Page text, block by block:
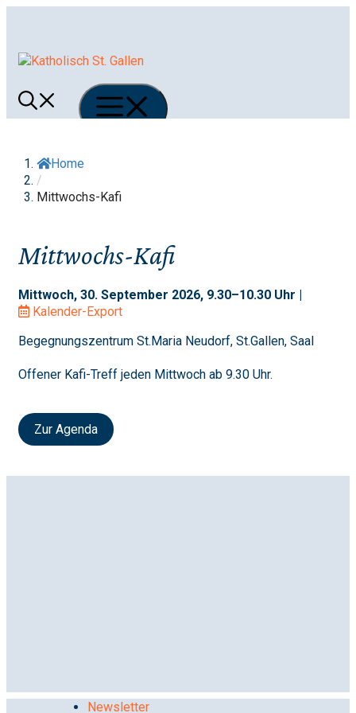
Menü
Home
/
Mittwochs-Kafi
Mittwochs-Kafi
Mittwoch, 30. September 2026, 9.30–10.30 Uhr |
Kalender-Export
Begegnungszentrum St.Maria Neudorf, St.Gallen, Saal
Offener Kafi-Treff jeden Mittwoch ab 9.30 Uhr.
Zur Agenda
Newsletter